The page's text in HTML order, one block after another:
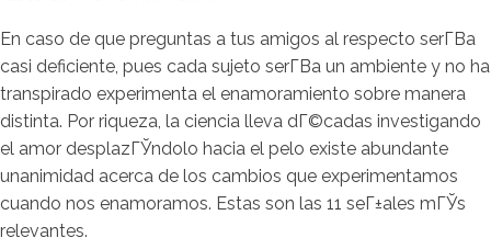
En caso de que preguntas a tus amigos al respecto serГ­В­a
casi deficiente, pues cada sujeto serГ­В­a un ambiente y no ha
transpirado experimenta el enamoramiento sobre manera
distinta. Por riqueza, la ciencia lleva dГ©cadas investigando
el amor desplazГЎndolo hacia el pelo existe abundante
unanimidad acerca de los cambios que experimentamos
cuando nos enamoramos. Estas son las 11 seГ±ales mГЎs
relevantes.